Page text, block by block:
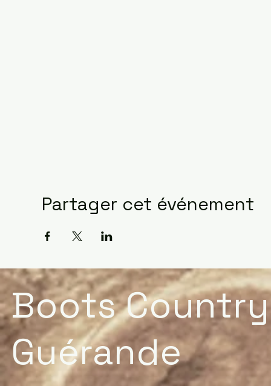
Partager cet événement
Boots Country
Guérande